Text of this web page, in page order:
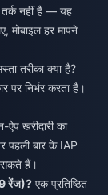
नहीं है — यह
मोबाइल हर मापने
तरीका क्या है?
निर्भर करता है।
ऐप खरीदारी का
पहली बार के IAP
हैं।
रेंज)? एक प्रतिष्ठित